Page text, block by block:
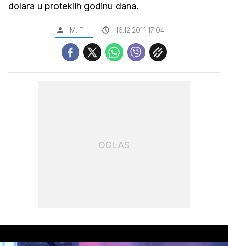
dolara u proteklih godinu dana.
M. F. 16.12.2011 17:04
OGLAS